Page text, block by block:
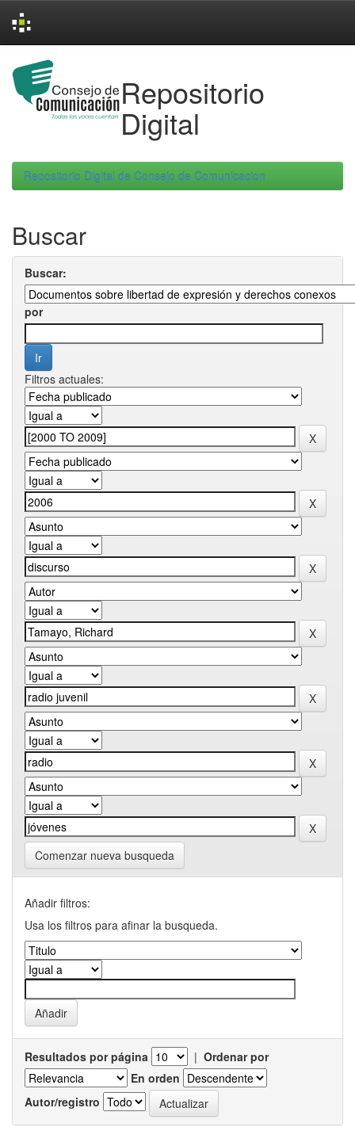
navigation
Repositorio
Digital
Repositorio Digital de Consejo de Comunicacion
Buscar
Buscar:
por
Filtros actuales:
Comenzar nueva busqueda
Añadir filtros:
Usa los filtros para afinar la busqueda.
Resultados por página | Ordenar por
En orden
Autor/registro